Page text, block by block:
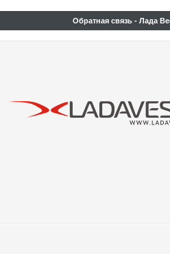
Обратная связь - Лада